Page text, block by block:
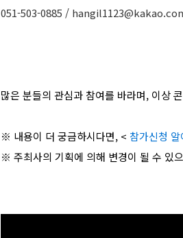
051-503-0885 /
많은 분들의 관심과 참여를 바라며, 이상
※ 내용이 더 궁금하시다면, < 참가신청 알
※ 주최사의 기획에 의해 변경이 될 수 있